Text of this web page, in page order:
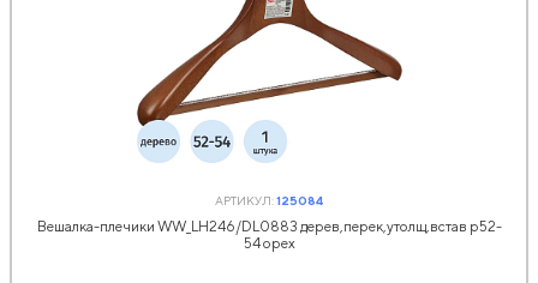
АРТИКУЛ:125084
Вешалка-плечики WW_LH246/DL0883 дерев,перек,утолщ,встав р52-
54 орех